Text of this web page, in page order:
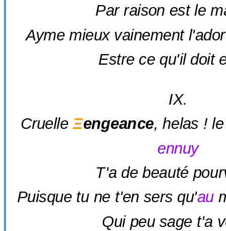
Par raison est le
Ayme mieux vainement
Estre ce qu'il doit
IX.
CruelleΞengeance, helas !
ennuy
T'a de beauté
Puisque tu ne t'en sers qu'au
Qui peu sage t'a